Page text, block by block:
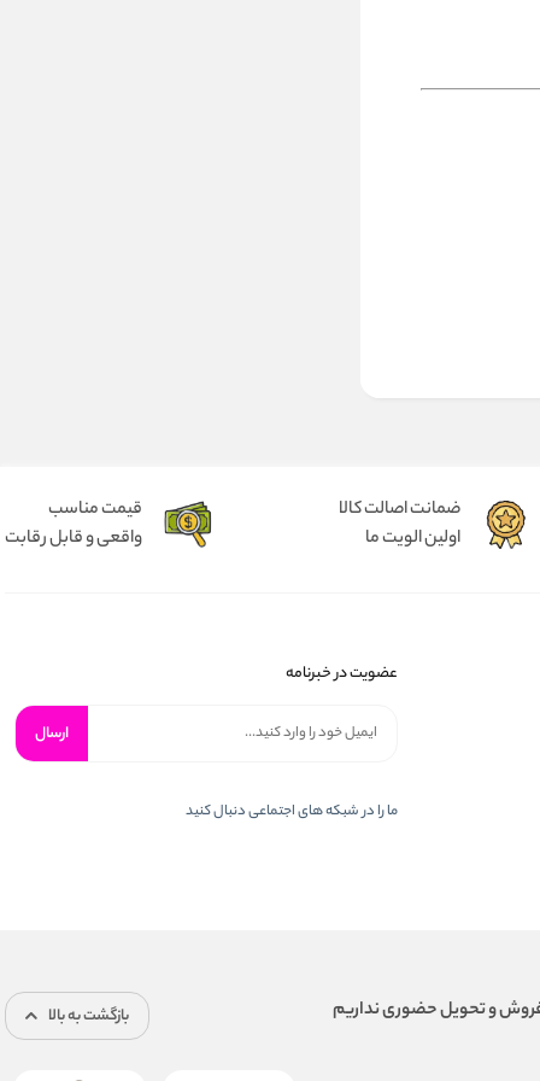
ضمانت اصالت کالا
اولین الویت ما
قیمت مناسب
واقعی و قابل رقابت
عضویت در خبرنامه
ارسال
ما را در شبكه های اجتماعی دنبال کنید
بازگشت به بالا